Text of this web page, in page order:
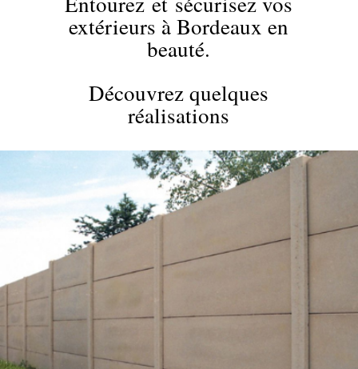
extérieurs à Bordeaux en
beauté.
Découvrez quelques
réalisations